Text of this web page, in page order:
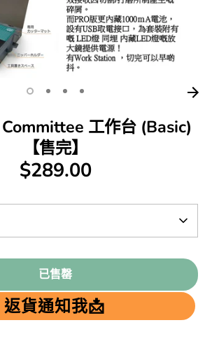
工作台 (Basic)
【售完】
$289.00
已售罄
返貨通知我📩